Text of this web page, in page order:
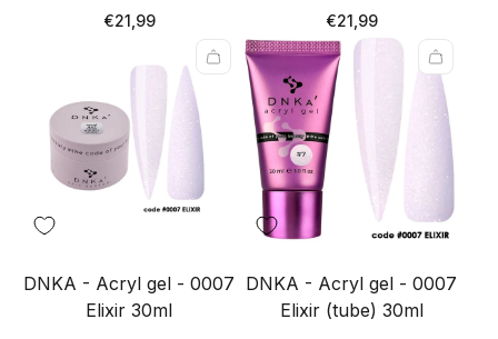
Redna
€21,99
Redna
cena
€21,99
DNKA - Acryl gel - 0007
Elixir 30ml
DNKA - Acryl gel - 0007
Elixir (tube) 30ml